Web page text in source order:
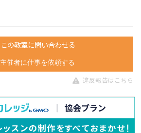
この教室に問い合わせる
主催者に仕事を依頼する
違反報告はこちら